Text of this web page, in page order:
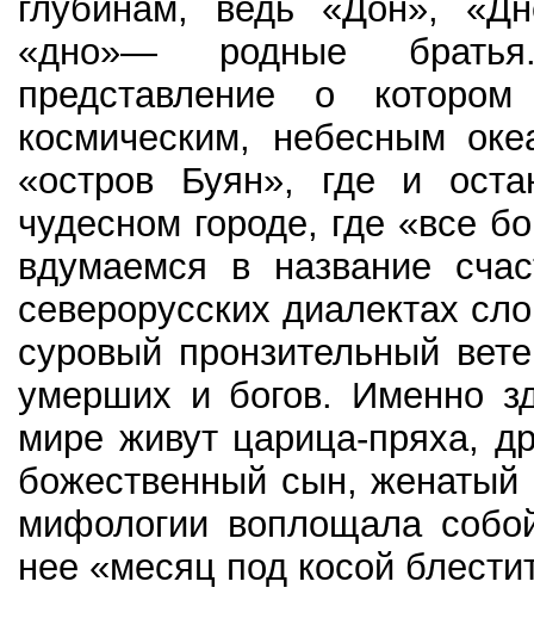
глубинам, ведь «Дон»,
«дно»— родные
представление о
космическим, небесным
«остров Буян», где и
чудесном городе, где «все
вдумаемся в название
северорусских диалектах
суровый пронзительный
умерших и богов. Именно
мире живут царица-пряха,
божественный сын, женатый
мифологии воплощала
нее «месяц под косой